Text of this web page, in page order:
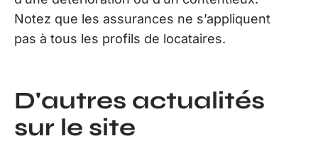
Notez que les assurances ne s’appliquent
pas à tous les profils de locataires.
D'autres actualités
sur le site